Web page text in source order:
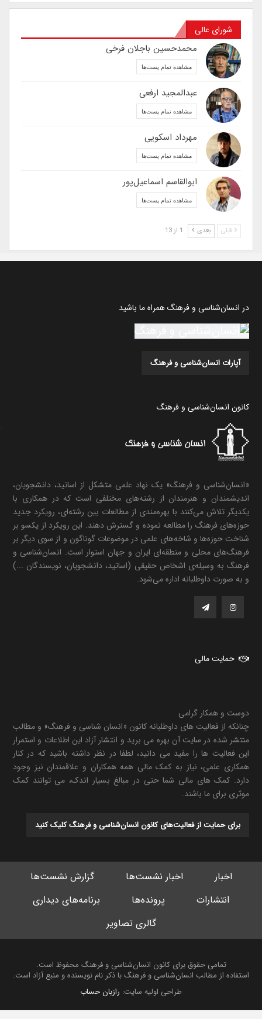
شورای عالی
محمدحسین باجلان فرخی
مشاهده تمام پست‌ها
عبدالمجید ارفعی
مشاهده تمام پست‌ها
مهرداد اسکویی
مشاهده تمام پست‌ها
ابوالقاسم اسماعیل‌پور
مشاهده تمام پست‌ها
قبلی بعدی
در انسان‌شناسی و فرهنگ همراه ما باشید
آپارات انسان‌شناسی و فرهنگ
کانون انسان‌شناسی و فرهنگ
«انسان‌شناسی و فرهنگ» یک نهاد علمی متشکل از اساتید، دانشجویان،
اندیشمندان و هنرمندان از رشته‌های مختلفی است که در همکاری با
یکدیگر تلاش می‌کنند با بهره‌مندی از مطالعات بین رشته‌ای، رویکرد جدید
حوزه‌های فرهنگ را مطالعه نموده و گسترش دهند. این رویکرد از یکسو بر
شناخت حوزه‌ها و شاخه‌های علمی در موضوعات گوناگون و از سوی دیگر بر
فرهنگ‌های محلی و منطقه‌ای ایران و جهان استوار است. انسان‌شناسی و
فرهنگ به وسیله‌ی اشخاص حقیقی (اساتید، دانشجویان، نویسندگان ...)
و به صورت داوطلبانه اداره می‌شود.
حمایت مالی
دوست و همکار گرامی
چنانکه از فعالیت های داوطلبانه کانون «انسان شناسی و فرهنگ» و مطالب
منتشر شده در سایت آن بهره می برید و انتشار آزاد این اطلاعات و استمرار
این فعالیت ها را مفید می دانید، لطفا در نظر داشته باشید که در کنار
همکاری علمی، نیاز به کمک مالی همه همکاران و علاقمندان نیز وجود
دارد. کمک های مالی شما حتی در مبالغ بسیار اندک، می توانند کمک
موثری برای ما باشند.
برای حمایت از فعالیت‌های کانون انسان‌شناسی و فرهنگ کلیک کنید
اخبار اخبار نشست‌ها
گزارش نشست‌ها
انتشارات
پرونده‌ها
برنامه‌های دیداری
گالری تصاویر
تمامی حقوق برای کانون انسان‌شناسی و فرهنگ محفوظ است.
استفاده از مطالب انسان‌شناسی و فرهنگ با ذکر نام نویسنده و منبع آزاد است.
طراحی اولیه سایت:رازبان حساب